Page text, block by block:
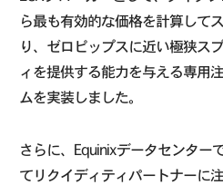
ら最も有効的な価格を計算して
り、ゼロピップスに近い極狭ス
ィを提供する能力を与える専用
ムを実装しました。
さらに、Equinixデータセンター
てリクイディティパートナーに